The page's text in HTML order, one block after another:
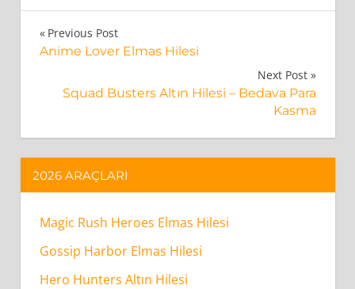
Block
Craft
Elmas
–
Sınırsız
Para
Ücretsiz
Gönder
Nasıl
Yazı
Previous Post
Anime Lover Elmas Hilesi
Next Post
Squad Busters Altın Hilesi – Bedava Para
Kasma
2026 ARAÇLARI
Magic Rush Heroes Elmas Hilesi
Gossip Harbor Elmas Hilesi
Hero Hunters Altın Hilesi